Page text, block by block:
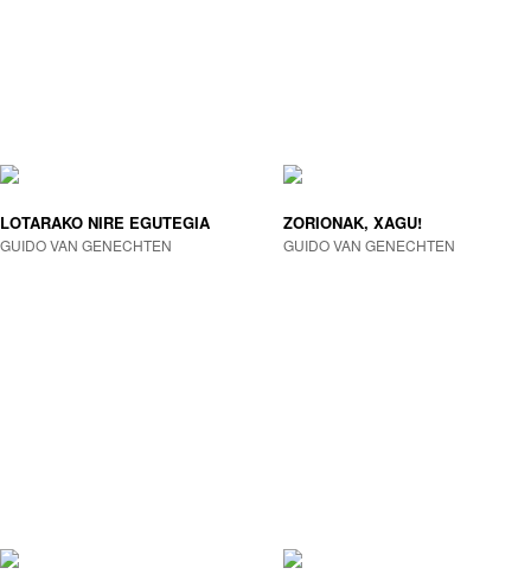
LOTARAKO NIRE EGUTEGIA
GUIDO VAN GENECHTEN
ZORIONAK, XAGU!
GUIDO VAN GENECHTEN